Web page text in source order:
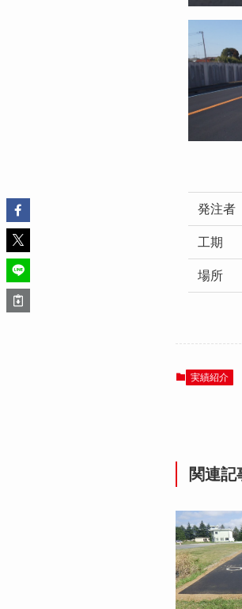
発注者
工期
場所
実績紹介
関連記